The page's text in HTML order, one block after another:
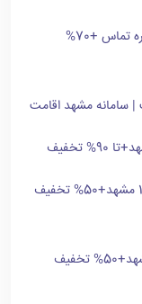
رزرو مسافرخانه مشهد نزدیک حرم+قیمت+شماره تماس +70%
| سامانه مشهد اقامت
تخفیف